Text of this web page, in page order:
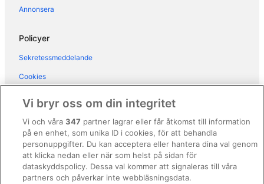
Hotell i närheten av Pantheon
Hotell i närheten av Piazza di Spagna
Hotell i Prati
Hotell i Prenestino-Labicano
Hotell i Repubblica
Hotell i Rom centrum
Hotell i Rom
Hotell i Roms historiska stadsdel
Annonsera
Policyer
Sekretessmeddelande
Cookies
Regler och villkor för Vrbo
Tillgänglighetsanpassning
Juridisk information/Kontakta oss
Vi bryr oss om din integritet
Vi och våra347 partner lagrar eller får åtkomst till information
på en enhet, som unika ID i cookies, för att behandla
personuppgifter. Du kan acceptera eller hantera dina val genom
att klicka nedan eller när som helst på sidan för
dataskyddspolicy. Dessa val kommer att signaleras till våra
partners och påverkar inte webbläsningsdata.